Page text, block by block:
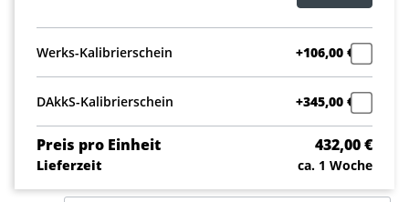
Werks-Kalibrierschein +106,00 €
DAkkS-Kalibrierschein +345,00 €
Preis pro Einheit 432,00 €
Lieferzeit ca. 1 Woche